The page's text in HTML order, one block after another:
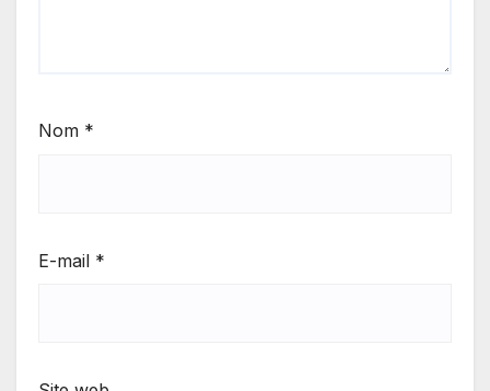
Nom *
E-mail *